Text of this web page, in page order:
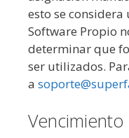
esto se
Software Propio
determinar que
ser utilizados.
a